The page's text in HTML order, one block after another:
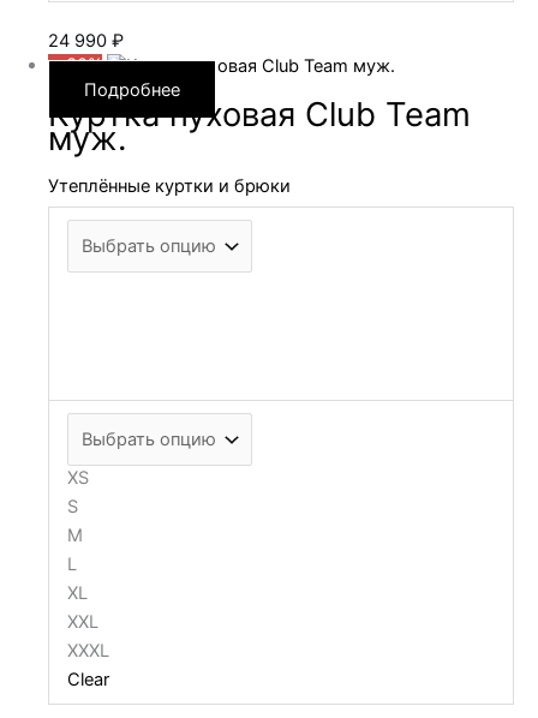
24 990 ₽
—30%
Подробнее
Куртка пуховая Club Team
муж.
Утеплённые куртки и брюки
XS
S
M
L
XL
XXL
XXXL
Clear